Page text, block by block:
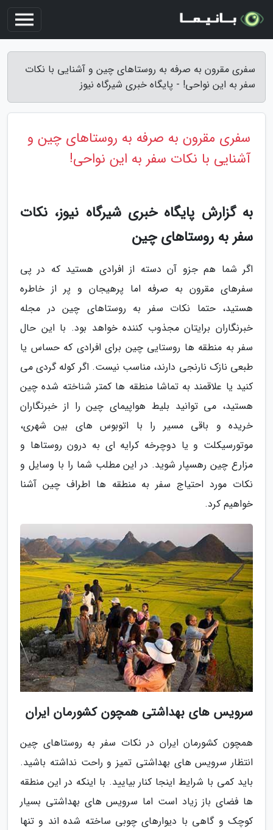
سفری مقرون به صرفه به روستاهای چین و آشنایی با نکات
سفر به این نواحی! - پایگاه خبری شیرگاه نیوز
سفری مقرون به صرفه به روستاهای چین و
آشنایی با نکات سفر به این نواحی!
به گزارش پایگاه خبری شیرگاه نیوز، نکات
سفر به روستاهای چین
اگر شما هم جزو آن دسته از افرادی هستید که در پی
سفرهای مقرون به صرفه اما پرهیجان و پر از خاطره
هستید، حتما نکات سفر به روستاهای چین در مجله
خبرنگاران برایتان مجذوب کننده خواهد بود. با این حال
سفر به منطقه ها روستایی چین برای افرادی که حساس یا
طبعی نازک نارنجی دارند، مناسب نیست. اگر کوله گردی می
کنید یا علاقمند به تماشا منطقه ها کمتر شناخته شده چین
هستید، می توانید بلیط هواپیمای چین را از خبرنگاران
خریده و باقی مسیر را با اتوبوس های بین شهری،
موتورسیکلت و یا دوچرخه کرایه ای به درون روستاها و
مزارع چین رهسپار شوید. در این مطلب شما را با وسایل و
نکات مورد احتیاج سفر به منطقه ها اطراف چین آشنا
خواهیم کرد.
سرویس های بهداشتی همچون کشورمان ایران
همچون کشورمان ایران در نکات سفر به روستاهای چین
انتظار سرویس های بهداشتی تمیز و راحت نداشته باشید.
باید کمی با شرایط اینجا کنار بیایید. با اینکه در این منطقه
ها فضای باز زیاد است اما سرویس های بهداشتی بسیار
کوچک و گاهی با دیوارهای چوبی ساخته شده اند و تنها